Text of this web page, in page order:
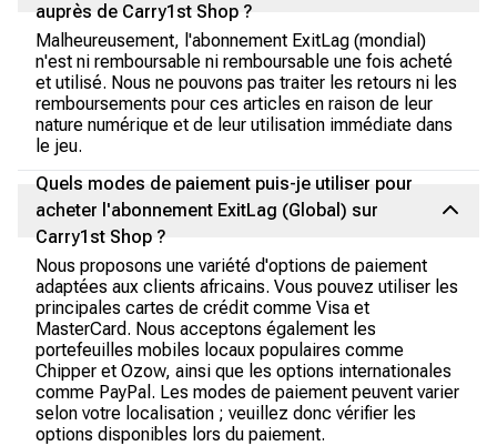
auprès de Carry1st Shop ?
Malheureusement, l'abonnement ExitLag (mondial)
n'est ni remboursable ni remboursable une fois acheté
et utilisé. Nous ne pouvons pas traiter les retours ni les
remboursements pour ces articles en raison de leur
nature numérique et de leur utilisation immédiate dans
le jeu.
Quels modes de paiement puis-je utiliser pour
acheter l'abonnement ExitLag (Global) sur
Carry1st Shop ?
Nous proposons une variété d'options de paiement
adaptées aux clients africains. Vous pouvez utiliser les
principales cartes de crédit comme Visa et
MasterCard. Nous acceptons également les
portefeuilles mobiles locaux populaires comme
Chipper et Ozow, ainsi que les options internationales
comme PayPal. Les modes de paiement peuvent varier
selon votre localisation ; veuillez donc vérifier les
options disponibles lors du paiement.